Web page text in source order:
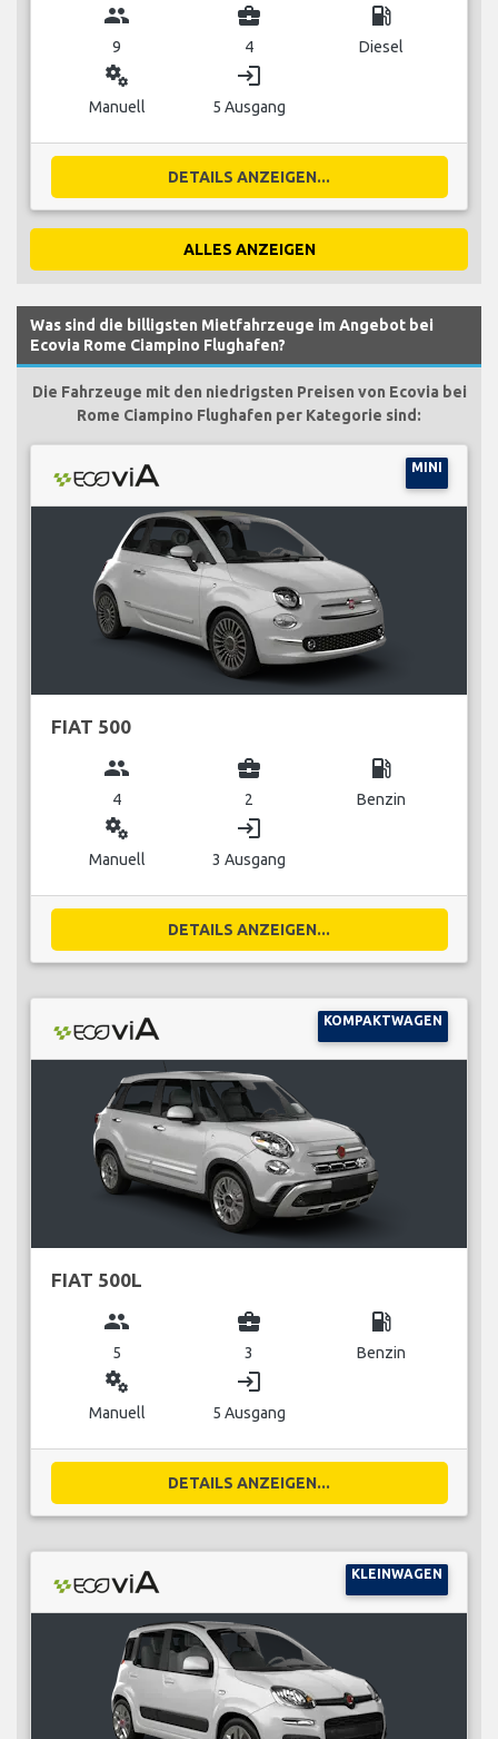
group
9
business_center
4
local_gas_station
Diesel
miscellaneous_services
Manuell
login
5 Ausgang
DETAILS ANZEIGEN...
ALLES ANZEIGEN
Was sind die billigsten Mietfahrzeuge im Angebot bei
Ecovia Rome Ciampino Flughafen?
Die Fahrzeuge mit den niedrigsten Preisen von Ecovia bei
Rome Ciampino Flughafen per Kategorie sind:
MINI
FIAT 500
group
4
business_center
2
local_gas_station
Benzin
miscellaneous_services
Manuell
login
3 Ausgang
DETAILS ANZEIGEN...
KOMPAKTWAGEN
FIAT 500L
group
5
business_center
3
local_gas_station
Benzin
miscellaneous_services
Manuell
login
5 Ausgang
DETAILS ANZEIGEN...
KLEINWAGEN